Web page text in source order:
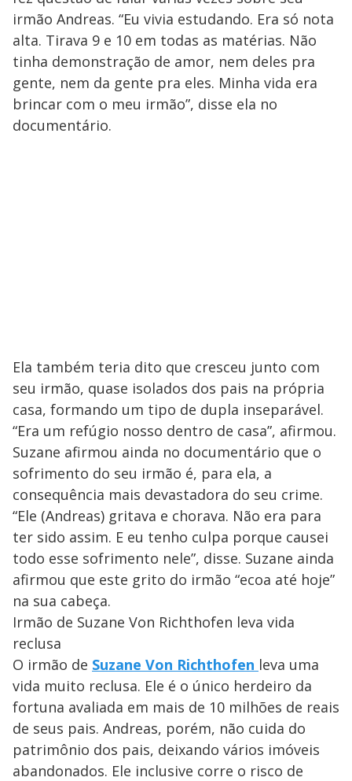
irmão Andreas. “Eu vivia estudando. Era só nota
alta. Tirava 9 e 10 em todas as matérias. Não
tinha demonstração de amor, nem deles pra
gente, nem da gente pra eles. Minha vida era
brincar com o meu irmão”, disse ela no
documentário.
Ela também teria dito que cresceu junto com
seu irmão, quase isolados dos pais na própria
casa, formando um tipo de dupla inseparável.
“Era um refúgio nosso dentro de casa”, afirmou.
Suzane afirmou ainda no documentário que o
sofrimento do seu irmão é, para ela, a
consequência mais devastadora do seu crime.
“Ele (Andreas) gritava e chorava. Não era para
ter sido assim. E eu tenho culpa porque causei
todo esse sofrimento nele”, disse. Suzane ainda
afirmou que este grito do irmão “ecoa até hoje”
na sua cabeça.
Irmão de Suzane Von Richthofen leva vida
reclusa
O irmão de Suzane Von Richthofen leva uma
vida muito reclusa. Ele é o único herdeiro da
fortuna avaliada em mais de 10 milhões de reais
de seus pais. Andreas, porém, não cuida do
patrimônio dos pais, deixando vários imóveis
abandonados. Ele inclusive corre o risco de